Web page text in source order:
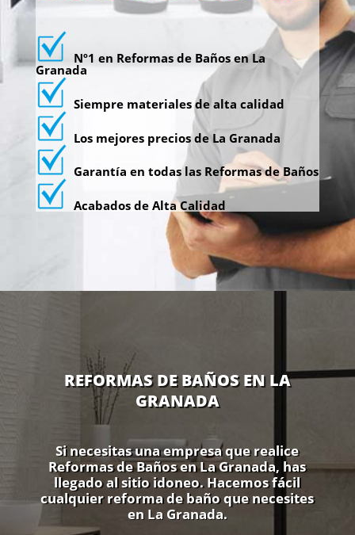
Nº1 en Reformas de Baños en La
Granada
Siempre materiales de alta calidad
Los mejores precios de La Granada
Garantía en todas las Reformas de Baños
Acabados de Alta Calidad
REFORMAS DE BAÑOS EN LA
GRANADA
Si necesitas una empresa que realice
Reformas de Baños en La Granada, has
llegado al sitio idoneo. Hacemos fácil
cualquier reforma de baño que necesites
en La Granada.